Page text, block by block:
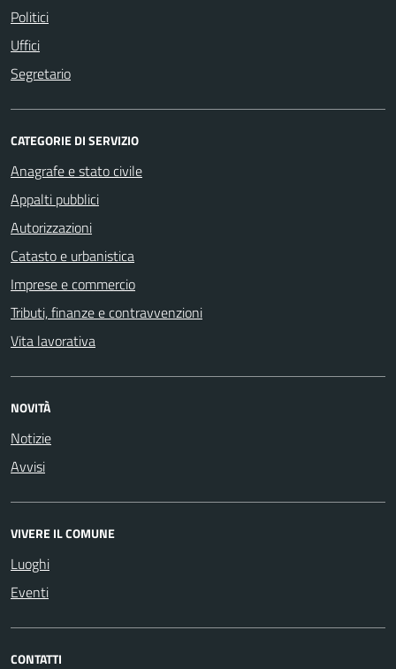
Politici
Uffici
Segretario
CATEGORIE DI SERVIZIO
Anagrafe e stato civile
Appalti pubblici
Autorizzazioni
Catasto e urbanistica
Imprese e commercio
Tributi, finanze e contravvenzioni
Vita lavorativa
NOVITÀ
Notizie
Avvisi
VIVERE IL COMUNE
Luoghi
Eventi
CONTATTI